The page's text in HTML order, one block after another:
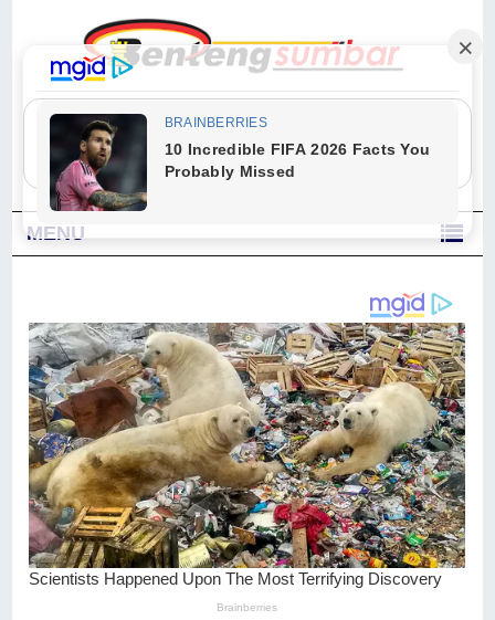
"Sesungguhnya Allah dan para malaikat-Nya berselawat untuk Nabi.
Wahai orang-orang yang beriman, berselawatlah kamu untuk Nabi dan
ucapkanlah salam dengan penuh penghormatan kepadanya." (Qs. Al
Ahzab Ayat 56)
MENU